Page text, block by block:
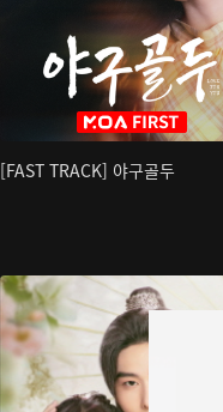
[FAST TRACK] 야구골두